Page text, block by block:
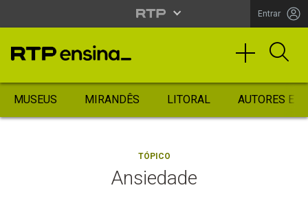
Entrar
MUSEUS MIRANDÊS LITORAL AUTORES
TÓPICO
Ansiedade